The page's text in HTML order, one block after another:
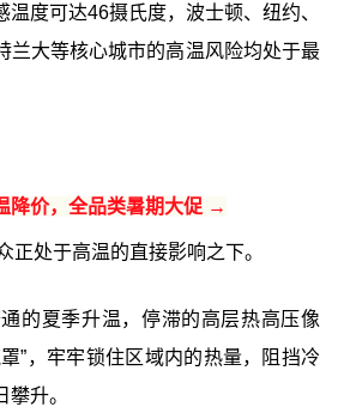
温度可达46摄氏度，波士顿、纽约、
兰大等核心城市的高温风险均处于最
降价，全品类暑期大促 →
正处于高温的直接影响之下。
的夏季升温，停滞的高层热高压像
”，牢牢锁住区域内的热量，阻挡冷
升。